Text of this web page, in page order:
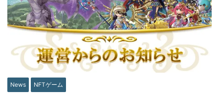
News NFTゲーム